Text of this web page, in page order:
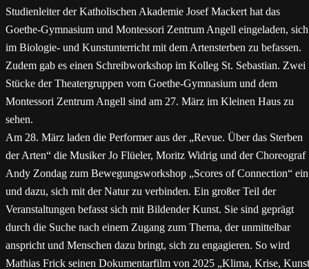
Studienleiter der Katholischen Akademie Josef Mackert hat das
Goethe-Gymnasium und Montessori Zentrum Angell eingeladen, sich
im Biologie- und Kunstunterricht mit dem Artensterben zu befassen.
Zudem gab es einen Schreibworkshop im Kolleg St. Sebastian. Zwei
Stücke der Theatergruppen vom Goethe-Gymnasium und dem
Montessori Zentrum Angell sind am 27. März im Kleinen Haus zu
sehen.
Am 28. März laden die Performer aus der „Revue. Über das Sterben
der Arten“ die Musiker Jo Flüeler, Moritz Widrig und der Choreograf
Andy Zondag zum Bewegungsworkshop „Scores of Connection“ ein
und dazu, sich mit der Natur zu verbinden. Ein großer Teil der
Veranstaltungen befasst sich mit Bildender Kunst. Sie sind geprägt
durch die Suche nach einem Zugang zum Thema, der unmittelbar
anspricht und Menschen dazu bringt, sich zu engagieren. So wird
Mathias Frick seinen Dokumentarfilm von 2025 „Klima, Krise,